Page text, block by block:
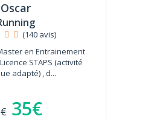
Oscar
(140 avis)
en Entrainement
STAPS (activité
adapté) , d...
35€